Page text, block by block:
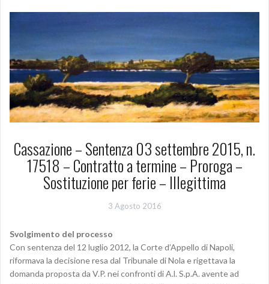
Cassazione – Sentenza 03 settembre 2015, n.
17518 – Contratto a termine – Proroga –
Sostituzione per ferie – Illegittima
3 Agosto 2016
Svolgimento del processo
Con sentenza del 12 luglio 2012, la Corte d’Appello di Napoli,
riformava la decisione resa dal Tribunale di Nola e rigettava la
domanda proposta da V.P. nei confronti di A.l. S.p.A. avente ad